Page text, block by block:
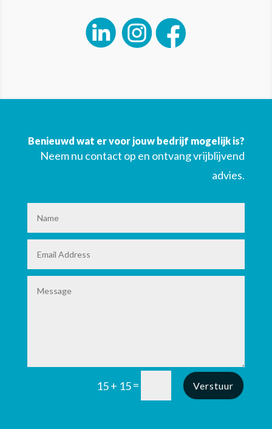
Benieuwd wat er voor jouw bedrijf mogelijk is?
Neem nu contact op en ontvang vrijblijvend
advies.
15 + 15= Verstuur